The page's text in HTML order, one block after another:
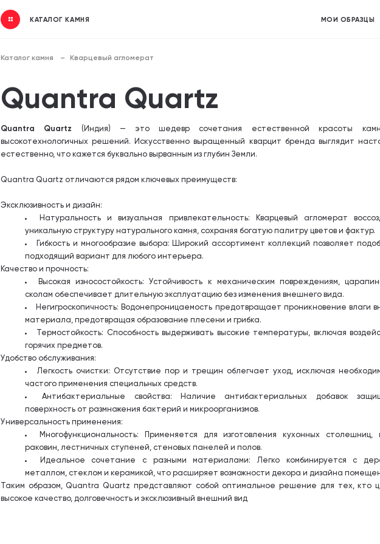
КАТАЛОГ КАМНЯ МОИ ОБРАЗЦЫ
Каталог камня Кварцевый агломерат
Quantra Quartz
Quantra Quartz
(Индия) — это шедевр сочетания естественной красоты
высокотехнологичных решений. Искусственно выращенный кварцит бренда выглядит
естественно, что кажется буквально вырванным из глубин Земли.
Quantra Quartz отличаются рядом ключевых преимуществ:
Эксклюзивность и дизайн:
Натуральность и визуальная привлекательность: Кварцевый агломерат
уникальную структуру натурального камня, сохраняя богатую палитру цветов и фактур.
Гибкость и многообразие выбора: Широкий ассортимент коллекций позволяет
подходящий вариант для любого интерьера.
Качество и прочность:
Высокая износостойкость: Устойчивость к механическим повреждениям,
сколам обеспечивает длительную эксплуатацию без изменения внешнего вида.
Негигроскопичность: Водонепроницаемость предотвращает проникновение влаги
материала, предотвращая образование плесени и грибка.
Термостойкость: Способность выдерживать высокие температуры, включая
горячих предметов.
Удобство обслуживания:
Легкость очистки: Отсутствие пор и трещин облегчает уход, исключая
частого применения специальных средств.
Антибактериальные свойства: Наличие антибактериальных добавок
поверхность от размножения бактерий и микроорганизмов.
Универсальность применения:
Многофункциональность: Применяется для изготовления кухонных столешниц,
раковин, лестничных ступеней, стеновых панелей и полов.
Идеальное сочетание с разными материалами: Легко комбинируется с
металлом, стеклом и керамикой, что расширяет возможности декора и дизайна
Таким образом, Quantra Quartz представляют собой оптимальное решение для тех, кто
высокое качество, долговечность и эксклюзивный внешний вид